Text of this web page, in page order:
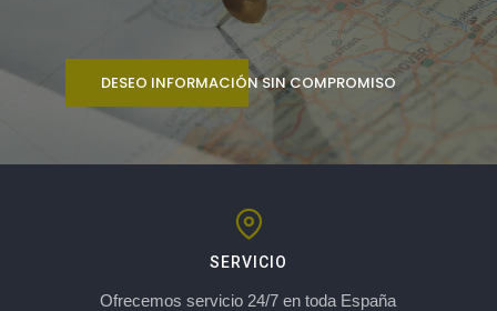
DESEO INFORMACIÓN SIN COMPROMISO
SERVICIO
Ofrecemos servicio 24/7 en toda España